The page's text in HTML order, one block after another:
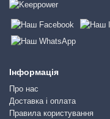
Інформація
Про нас
Доставка і оплата
Правила користування